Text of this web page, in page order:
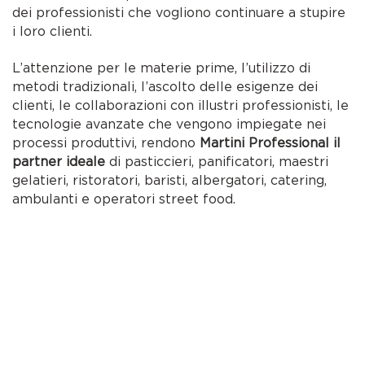
dei professionisti che vogliono continuare a stupire
i loro clienti.
L’attenzione per le materie prime, l’utilizzo di
metodi tradizionali, l’ascolto delle esigenze dei
clienti, le collaborazioni con illustri professionisti, le
tecnologie avanzate che vengono impiegate nei
processi produttivi, rendono Martini Professional il
partner ideale di pasticcieri, panificatori, maestri
gelatieri, ristoratori, baristi, albergatori, catering,
ambulanti e operatori street food.